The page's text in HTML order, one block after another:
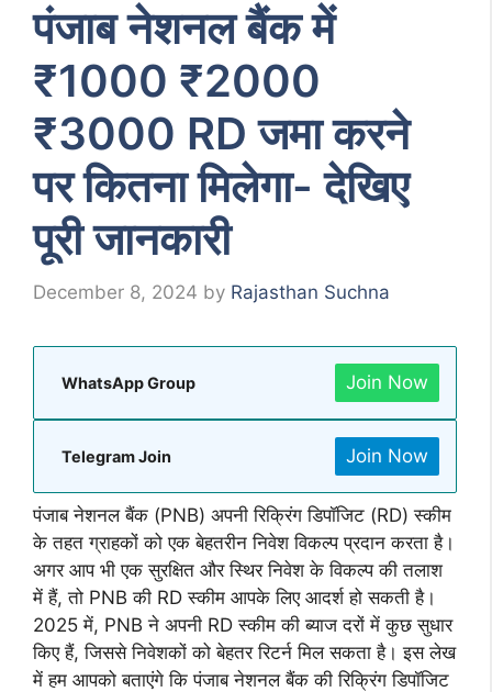
पंजाब नेशनल बैंक में
₹1000 ₹2000
₹3000 RD जमा करने
पर कितना मिलेगा- देखिए
पूरी जानकारी
December 8, 2024 by Rajasthan Suchna
WhatsApp Group Join Now
Telegram Join Join Now
पंजाब नेशनल बैंक (PNB) अपनी रिक्रिंग डिपॉजिट (RD) स्कीम
के तहत ग्राहकों को एक बेहतरीन निवेश विकल्प प्रदान करता है।
अगर आप भी एक सुरक्षित और स्थिर निवेश के विकल्प की तलाश
में हैं, तो PNB की RD स्कीम आपके लिए आदर्श हो सकती है।
2025 में, PNB ने अपनी RD स्कीम की ब्याज दरों में कुछ सुधार
किए हैं, जिससे निवेशकों को बेहतर रिटर्न मिल सकता है। इस लेख
में हम आपको बताएंगे कि पंजाब नेशनल बैंक की रिक्रिंग डिपॉजिट